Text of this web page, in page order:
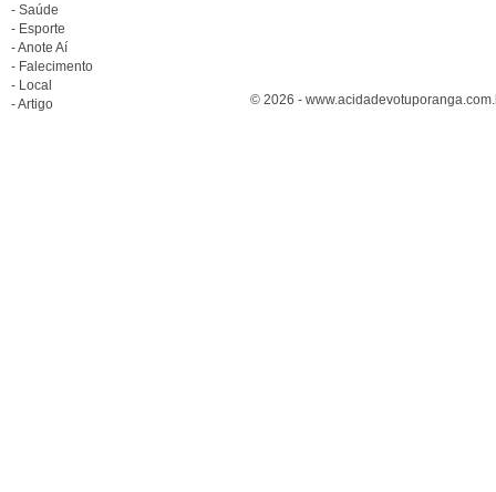
- Saúde
- Esporte
- Anote Aí
- Falecimento
- Local
- Artigo
© 2026 -